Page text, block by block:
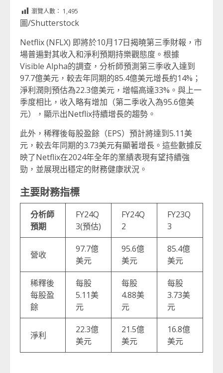
瀏覽人數： 1,495
圖/Shutterstock
Netflix (NFLX) 即將於10月17日揭曉第三季財報，市
場普遍對其收入和淨利預期持樂觀態度。根據
Visible Alpha的調查，分析師預測第三季收入達到
97.7億美元，較去年同期的85.4億美元增長約14%；
淨利潤則預估為22.3億美元，增幅高達33%。與上一
季度相比，收入略有增加（第二季收入為95.6億美
元），顯示出Netflix持續增長的趨勢。
此外，稀釋後每股盈餘（EPS）預計將達到5.11美
元，較去年同期的3.73美元有顯著增長。這些數據反
映了Netflix在2024年全年的業績表現有望持續強
勁，並展現出穩定的財務健康狀況。
主要財務指標
分析師
預期
FY24Q
3(預估)
FY24Q
2
FY23Q
3
營收
97.7億
美元
95.6億
美元
85.4億
美元
稀釋後
每股盈
餘
每股
5.11美
元
每股
4.88美
元
每股
3.73美
元
淨利
22.3億
美元
21.5億
美元
16.8億
美元